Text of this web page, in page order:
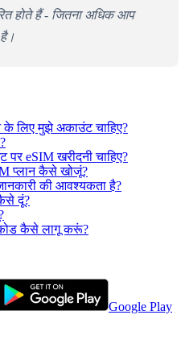
होते हैं - जितना अधिक आप
के लिए मुझे अकाउंट चाहिए?
पर eSIM खरीदनी चाहिए?
प्लान कैसे खोजूं?
की आवश्यकता है?
दूं?
कोड कैसे लागू करूं?
Google Play